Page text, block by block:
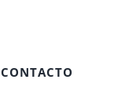
CONTACTO